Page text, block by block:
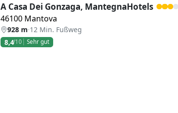
A Casa Dei Gonzaga, MantegnaHotels
46100 Mantova
928 m·12 Min. Fußweg
8,4/10 Sehr gut